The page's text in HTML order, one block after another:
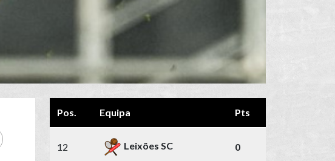
Pos. Equipa Pts
12 Leixões SC 0